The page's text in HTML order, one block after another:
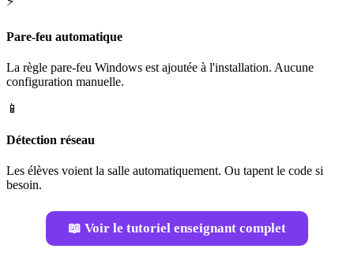
Pare-feu automatique
La règle pare-feu Windows est ajoutée à l'installation. Aucune
configuration manuelle.
📱
Détection réseau
Les élèves voient la salle automatiquement. Ou tapent le code si
besoin.
📖 Voir le tutoriel enseignant complet